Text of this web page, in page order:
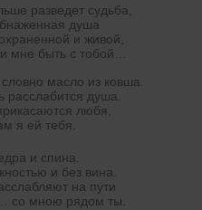
разведет судьба,
душа
и живой,
мне быть с тобой…
масло из ковша.
расслабится душа.
любя,
я ей тебя.
и спина.
и без вина.
на пути
со мною рядом ты.